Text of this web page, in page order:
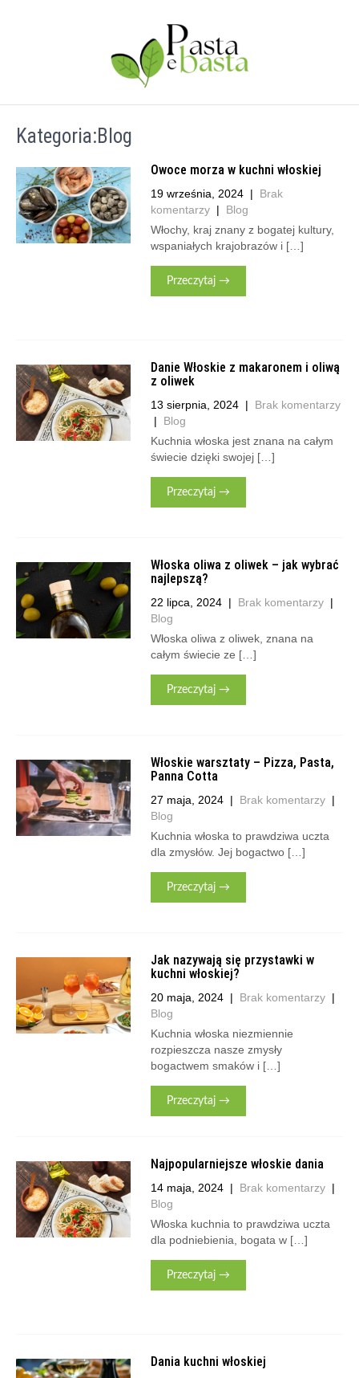
Kategoria:Blog
Owoce morza w kuchni włoskiej
19 września, 2024| Brak
komentarzy| Blog
Włochy, kraj znany z bogatej kultury,
wspaniałych krajobrazów i […]
Przeczytaj →
Danie Włoskie z makaronem i oliwą
z oliwek
13 sierpnia, 2024| Brak komentarzy
| Blog
Kuchnia włoska jest znana na całym
świecie dzięki swojej […]
Przeczytaj →
Włoska oliwa z oliwek – jak wybrać
najlepszą?
22 lipca, 2024| Brak komentarzy|
Blog
Włoska oliwa z oliwek, znana na
całym świecie ze […]
Przeczytaj →
Włoskie warsztaty – Pizza, Pasta,
Panna Cotta
27 maja, 2024| Brak komentarzy|
Blog
Kuchnia włoska to prawdziwa uczta
dla zmysłów. Jej bogactwo […]
Przeczytaj →
Jak nazywają się przystawki w
kuchni włoskiej?
20 maja, 2024| Brak komentarzy|
Blog
Kuchnia włoska niezmiennie
rozpieszcza nasze zmysły
bogactwem smaków i […]
Przeczytaj →
Najpopularniejsze włoskie dania
14 maja, 2024| Brak komentarzy|
Blog
Włoska kuchnia to prawdziwa uczta
dla podniebienia, bogata w […]
Przeczytaj →
Dania kuchni włoskiej